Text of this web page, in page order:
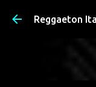
Reggaeton